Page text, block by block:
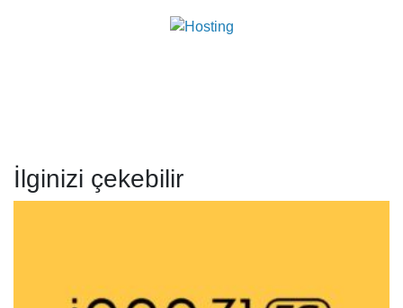
İlginizi çekebilir